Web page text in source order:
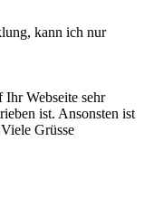
kann ich nur
Webseite sehr
ist. Ansonsten ist
Grüsse